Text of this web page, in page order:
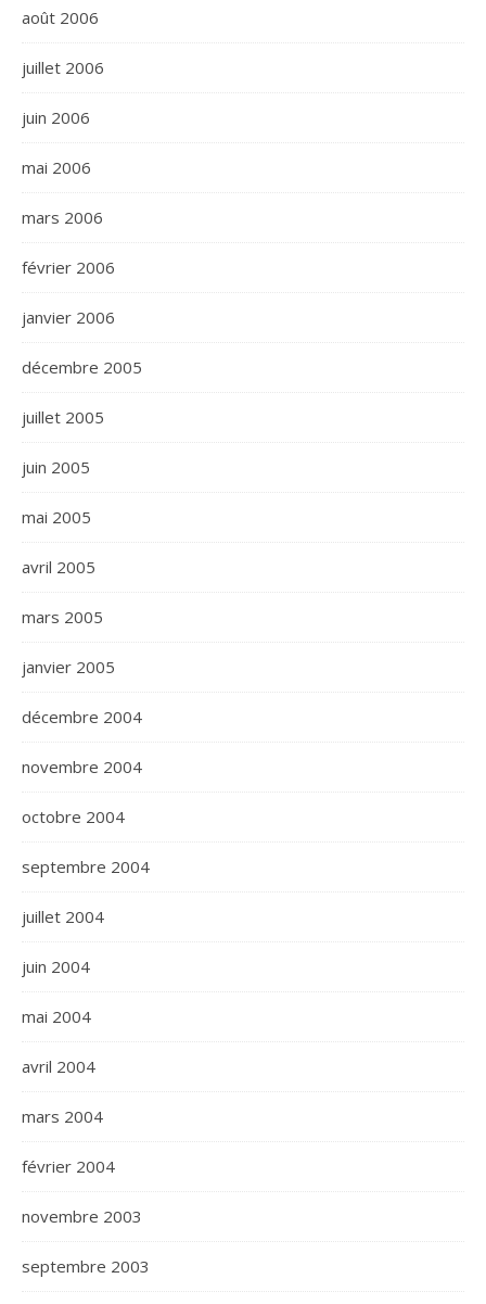
août 2006
juillet 2006
juin 2006
mai 2006
mars 2006
février 2006
janvier 2006
décembre 2005
juillet 2005
juin 2005
mai 2005
avril 2005
mars 2005
janvier 2005
décembre 2004
novembre 2004
octobre 2004
septembre 2004
juillet 2004
juin 2004
mai 2004
avril 2004
mars 2004
février 2004
novembre 2003
septembre 2003